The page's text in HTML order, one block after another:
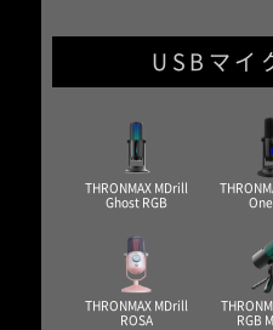
USBマイ
THRONMAX MDrill
Ghost RGB
THRONMAX MDrill
ROSA
RGB